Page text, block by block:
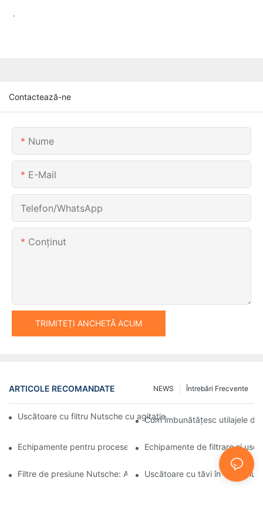
.
Contactează-ne
Nume
E-Mail
Telefon/WhatsApp
Conţinut
TRIMITEȚI ANCHETĂ ACUM
ARTICOLE RECOMANDATE Întrebări Frecvente
NEWS
Uscătoare cu filtru Nutsche cu agitație vs. alte metode de
Cum îmbunătățesc utilajele
Echipamente pentru procese industriale: Inovațiile modelează
Echipamente de filtrare și
Filtre de presiune Nutsche: Aplicații în industria chimică și
Uscătoare cu tăvi în vid: